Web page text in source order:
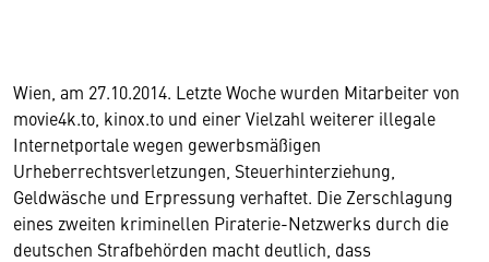
Wien, am 27.10.2014. Letzte Woche wurden Mitarbeiter von
movie4k.to, kinox.to und einer Vielzahl weiterer illegale
Internetportale wegen gewerbsmäßigen
Urheberrechtsverletzungen, Steuerhinterziehung,
Geldwäsche und Erpressung verhaftet. Die Zerschlagung
eines zweiten kriminellen Piraterie-Netzwerks durch die
deutschen Strafbehörden macht deutlich, dass